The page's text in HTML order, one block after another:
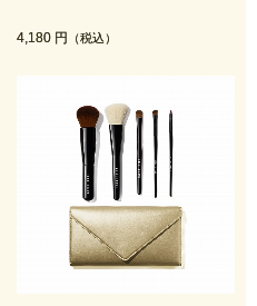
4,180 円 （税込）